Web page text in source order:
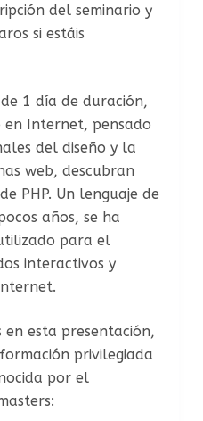
del seminario y
si estáis
1 día de duración,
Internet, pensado
del diseño y la
web, descubran
PHP. Un lenguaje de
años, se ha
para el
interactivos y
en esta presentación,
privilegiada
por el